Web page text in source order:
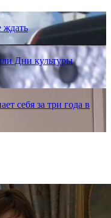
ждать
Дни культуры
себя за три года в